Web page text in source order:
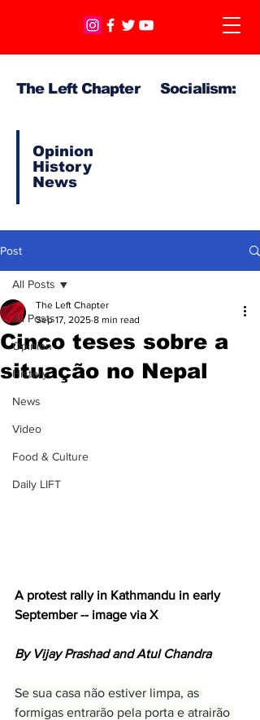
The Left Chapter Socialism:
Opinion
History
News
Post
All Posts
Opinion
History
News
Video
Food & Culture
Daily LIFT
All Posts
Cinco teses sobre a
situação no Nepal
The Left Chapter
Sep 17, 2025 8 min read
A protest rally in Kathmandu in early
September -- image via X
By Vijay Prashad and Atul Chandra
Se sua casa não estiver limpa, as
formigas entrarão pela porta e atrairão